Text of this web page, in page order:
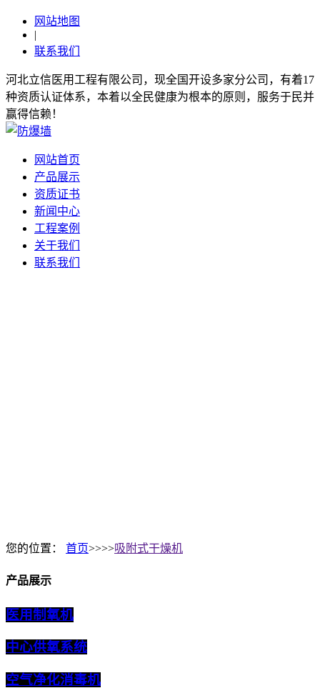
网站地图
|
联系我们
河北立信医用工程有限公司，现全国开设多家分公司，有着17
种资质认证体系，本着以全民健康为根本的原则，服务于民并
赢得信赖！
网站首页
产品展示
资质证书
新闻中心
工程案例
关于我们
联系我们
您的位置： 首页>>>>吸附式干燥机
产品展示
医用制氧机
中心供氧系统
空气净化消毒机